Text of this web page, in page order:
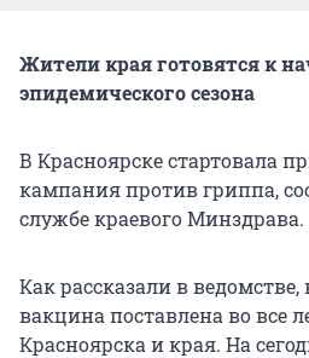
Жители края готовятся к
эпидемического сезона
В Красноярске стартовала
кампания против гриппа,
службе краевого Минздрава.
Как рассказали в
вакцина поставлена во все
Красноярска и края. На